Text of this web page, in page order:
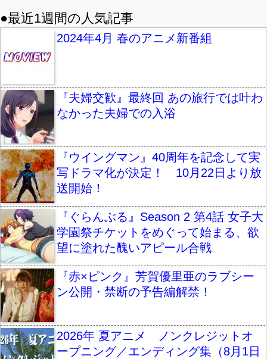
●最近1週間の人気記事
2024年4月 春のアニメ新番組
『夫婦交歓』最終回 あの旅行では叶わ
なかった夫婦での入浴
『ウイングマン』40周年を記念して実
写ドラマ化が決定！ 10月22日より放
送開始！
『ぐらんぶる』Season 2 第4話 女子大
学園祭チケットをめぐって始まる、欲
望に塗れた醜いアピール合戦
『赤×ピンク』芳賀優里亜のラブシー
ン公開・禁断の予告編解禁！
2026年 夏アニメ ノンクレジットオ
ープニング／エンディング集（8月1日